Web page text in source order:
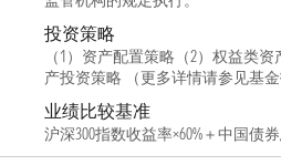
投资策略
（1）资产配置策略（2）权益类
产投资策略 （更多详情请参见基金
业绩比较基准
沪深300指数收益率×60%＋中国债